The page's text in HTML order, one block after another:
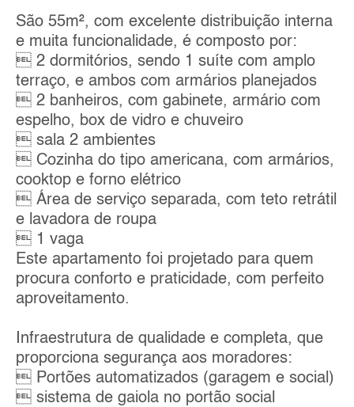
São 55m², com excelente distribuição interna
e muita funcionalidade, é composto por:
 2 dormitórios, sendo 1 suíte com amplo
terraço, e ambos com armários planejados
 2 banheiros, com gabinete, armário com
espelho, box de vidro e chuveiro
 sala 2 ambientes
 Cozinha do tipo americana, com armários,
cooktop e forno elétrico
 Área de serviço separada, com teto retrátil
e lavadora de roupa
 1 vaga
Este apartamento foi projetado para quem
procura conforto e praticidade, com perfeito
aproveitamento.
Infraestrutura de qualidade e completa, que
proporciona segurança aos moradores:
 Portões automatizados (garagem e social)
 sistema de gaiola no portão social